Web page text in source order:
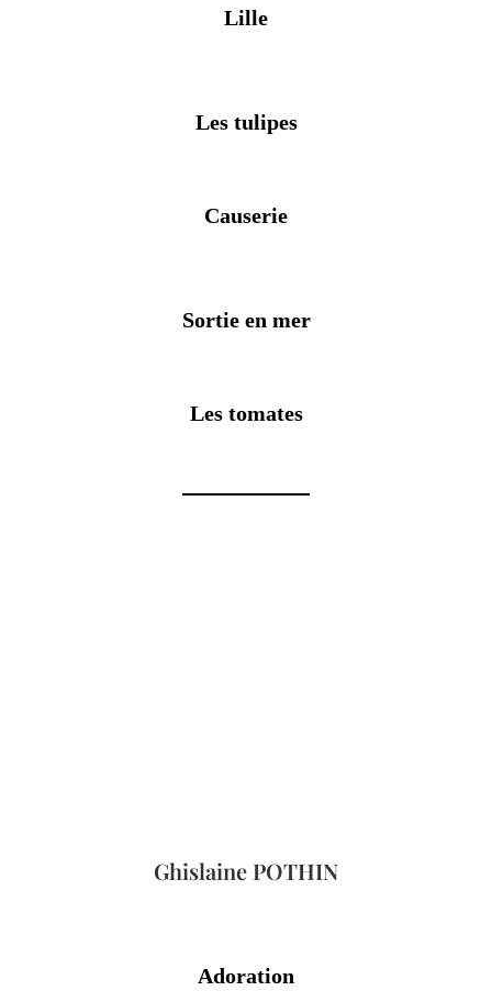
Lille
Les tulipes
Causerie
Sortie en mer
Les tomates
Ghislaine POTHIN
Adoration